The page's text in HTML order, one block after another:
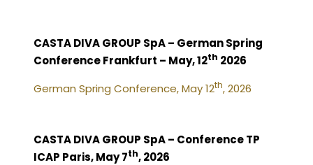
CASTA DIVA GROUP SpA – German Spring
Conference Frankfurt – May, 12th 2026
German Spring Conference, May 12th, 2026
CASTA DIVA GROUP SpA – Conference TP
ICAP Paris, May 7th, 2026